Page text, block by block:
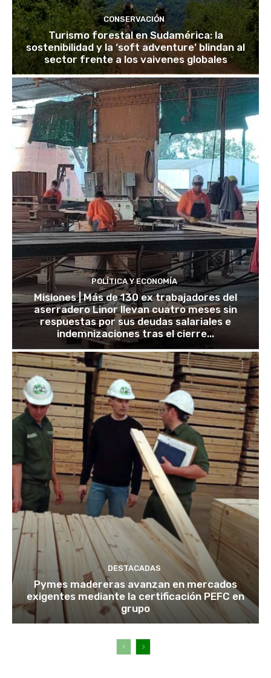
CONSERVACIÓN
Turismo forestal en Sudamérica: la
sostenibilidad y la ‘soft adventure’ blindan al
sector frente a los vaivenes globales
POLÍTICA Y ECONOMÍA
Misiones | Más de 130 ex trabajadores del
aserradero Linor llevan cuatro meses sin
respuestas por sus deudas salariales e
indemnizaciones tras el cierre...
DESTACADAS
Pymes madereras avanzan en mercados
exigentes mediante la certificación PEFC en
grupo